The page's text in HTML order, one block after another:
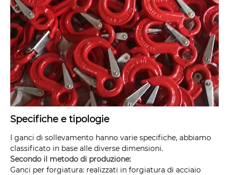
Specifiche e tipologie
I ganci di sollevamento hanno varie specifiche, abbiamo
classificato in base alle diverse dimensioni.
Secondo il metodo di produzione:
Ganci per forgiatura: realizzati in forgiatura di acciaio